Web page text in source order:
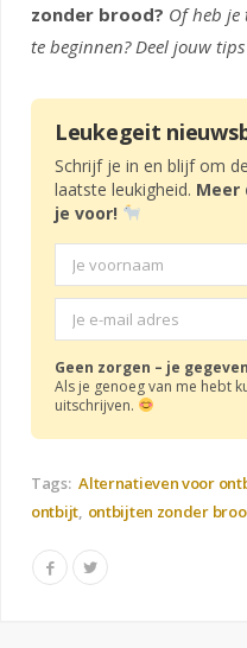
zonder brood? Of heb je
te beginnen? Deel jouw
Leukegeit
Schrijf je in en blijf om
laatste leukigheid. Meer
je voor!
Geen zorgen – je
Als je genoeg van me hebt
uitschrijven.
Tags: Alternatieven voor
ontbijt ontbijten zonder